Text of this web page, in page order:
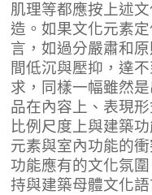
肌理等都應按上述
造。如果文化元素
言，如過分嚴肅和
間低沉與壓抑，達
求，同樣一幅雖然
品在內容上、表現
比例尺度上與建築
元素與室內功能的
功能應有的文化氛
持與建築母體文化語